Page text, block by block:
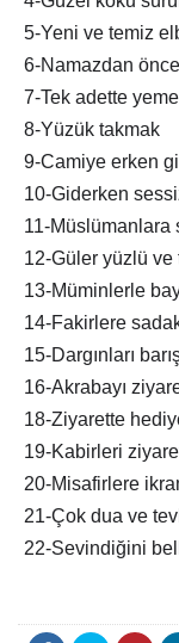
5-Yeni ve temiz
6-Namazdan
7-Tek adette
8-Yüzük takmak
9-Camiye erken
10-Giderken
11-Müslümanlara
12-Güler yüzlü ve
13-Müminlerle
14-Fakirlere
15-Dargınları
16-Akrabayı
18-Ziyarette
19-Kabirleri
20-Misafirlere
21-Çok dua ve
22-Sevindiğini